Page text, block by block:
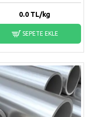
0.0TL/kg
SEPETE EKLE